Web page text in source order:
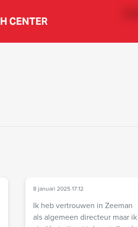
CENTER
8 januari 2025 17:12
Ik heb vertrouwen in Zeeman
als algemeen directeur maar ik